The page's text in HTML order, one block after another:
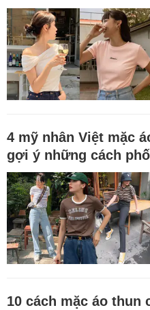
4 mỹ nhân Việt mặc
gợi ý những cách
10 cách mặc áo thun